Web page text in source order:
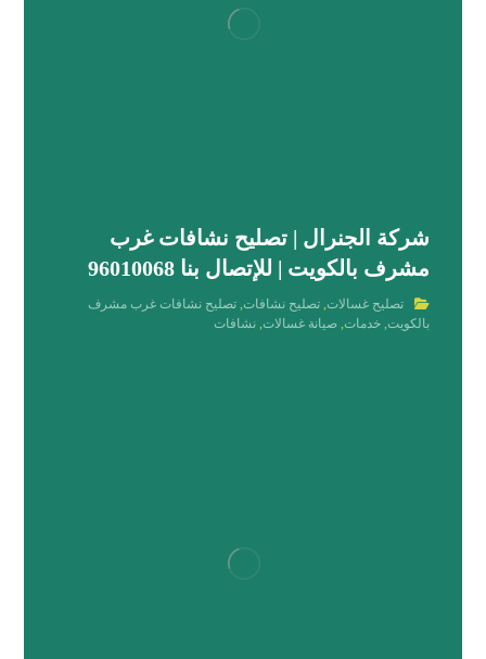
شركة الجنرال | تصليح نشافات غرب
مشرف بالكويت | للإتصال بنا 96010068
تصليح غسالات,تصليح نشافات,تصليح نشافات غرب مشرف
بالكويت,خدمات,صيانة غسالات,نشافات